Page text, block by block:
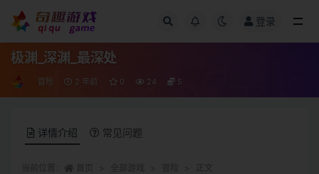
登录
极渊_深渊_最深处
冒险 2 年前 0 24 5
详情介绍 常见问题